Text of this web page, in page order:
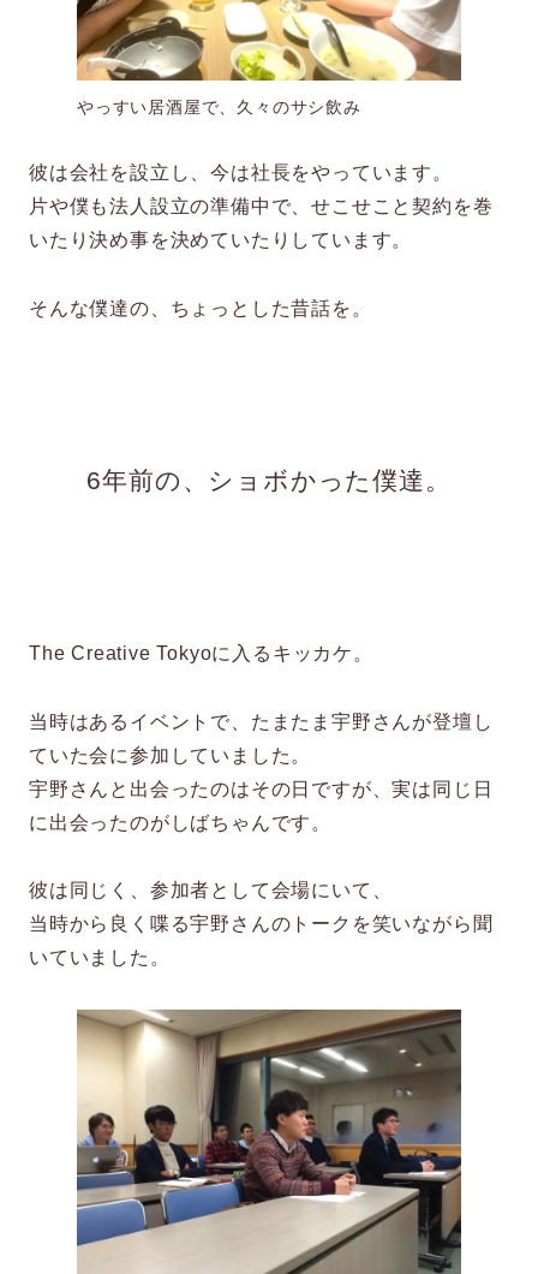
やっすい居酒屋で、久々のサシ飲み
彼は会社を設立し、今は社長をやっています。
片や僕も法人設立の準備中で、せこせこと契約を巻
いたり決め事を決めていたりしています。
そんな僕達の、ちょっとした昔話を。
6年前の、ショボかった僕達。
The Creative Tokyoに入るキッカケ。
当時はあるイベントで、たまたま宇野さんが登壇し
ていた会に参加していました。
宇野さんと出会ったのはその日ですが、実は同じ日
に出会ったのがしばちゃんです。
彼は同じく、参加者として会場にいて、
当時から良く喋る宇野さんのトークを笑いながら聞
いていました。